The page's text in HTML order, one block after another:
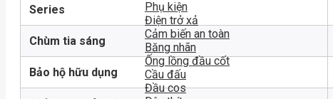
Phụ kiện
Điện trở xả
Cảm biến an toàn
Băng nhãn
Ống lồng đầu cốt
Cầu đấu
Đầu cos
Series
Chùm tia sáng
Bảo hộ hữu dụng